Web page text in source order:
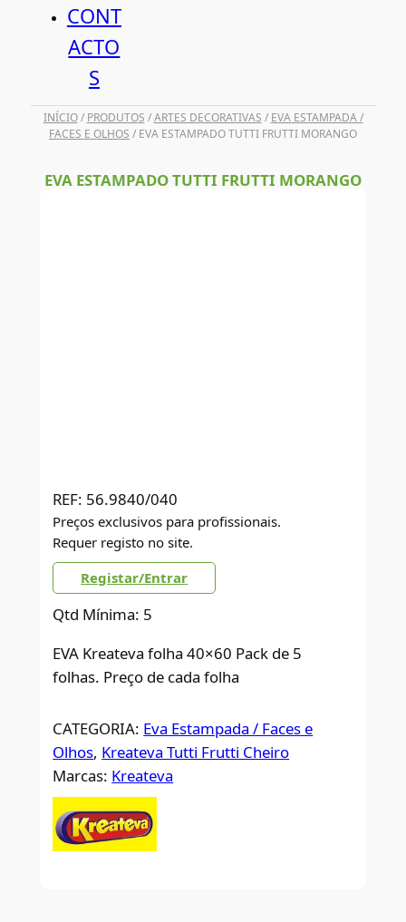
CONT
ACTO
S
INÍCIO/ PRODUTOS /ARTES DECORATIVAS / EVA ESTAMPADA /
FACES E OLHOS / EVA ESTAMPADO TUTTI FRUTTI MORANGO
EVA ESTAMPADO TUTTI FRUTTI MORANGO
REF: 56.9840/040
Preços exclusivos para profissionais.
Requer registo no site.
Registar/Entrar
Qtd Mínima: 5
EVA Kreateva folha 40×60 Pack de 5
folhas. Preço de cada folha
CATEGORIA: Eva Estampada / Faces e
Olhos, Kreateva Tutti Frutti Cheiro
Marcas: Kreateva